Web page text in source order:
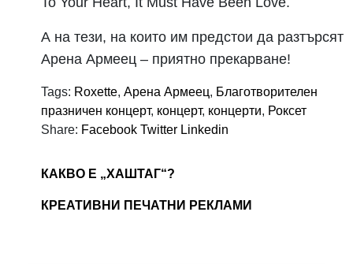
А на тези, на които им предстои да разтърсят
Арена Армеец – приятно прекарване!
Tags: Roxette, Арена Армеец, Благотворителен
празничен концерт, концерт, концерти, Роксет
Share: Facebook Twitter Linkedin
КАКВО Е „ХАШТАГ“?
КРЕАТИВНИ ПЕЧАТНИ РЕКЛАМИ